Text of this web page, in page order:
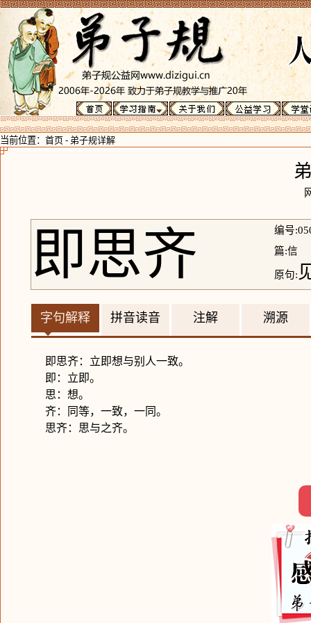
当前位置： 首页 - 弟子规详解
即思齐
编号
篇:信
原句:
字句解释 拼音读音 注解 溯源
即思齐：立即想与别人一致。
即：立即。
思：想。
齐：同等，一致，一同。
思齐：思与之齐。